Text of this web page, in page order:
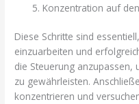
Konzentration auf
Diese Schritte sind
einzuarbeiten und
die Steuerung
zu gewährleisten.
konzentrieren und